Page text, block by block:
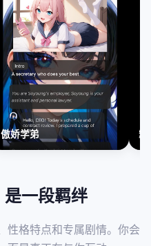
傲娇学弟 霸
一段羁绊
性格特点和专属剧情。你会